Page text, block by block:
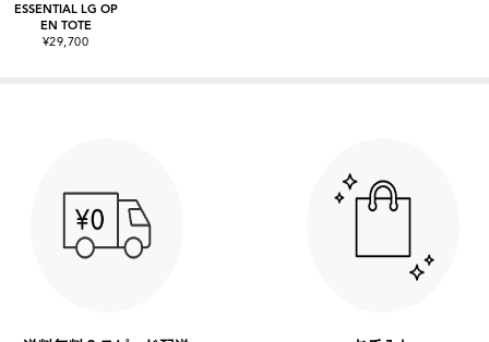
ESSENTIAL LG OP
EN TOTE
¥29,700